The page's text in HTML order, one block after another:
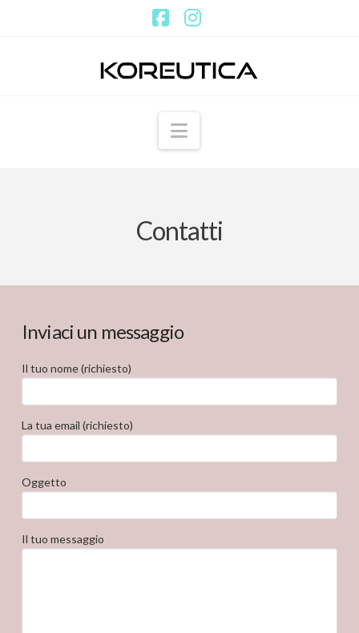
Navigation
Contatti
Inviaci un messaggio
Il tuo nome (richiesto)
La tua email (richiesto)
Oggetto
Il tuo messaggio